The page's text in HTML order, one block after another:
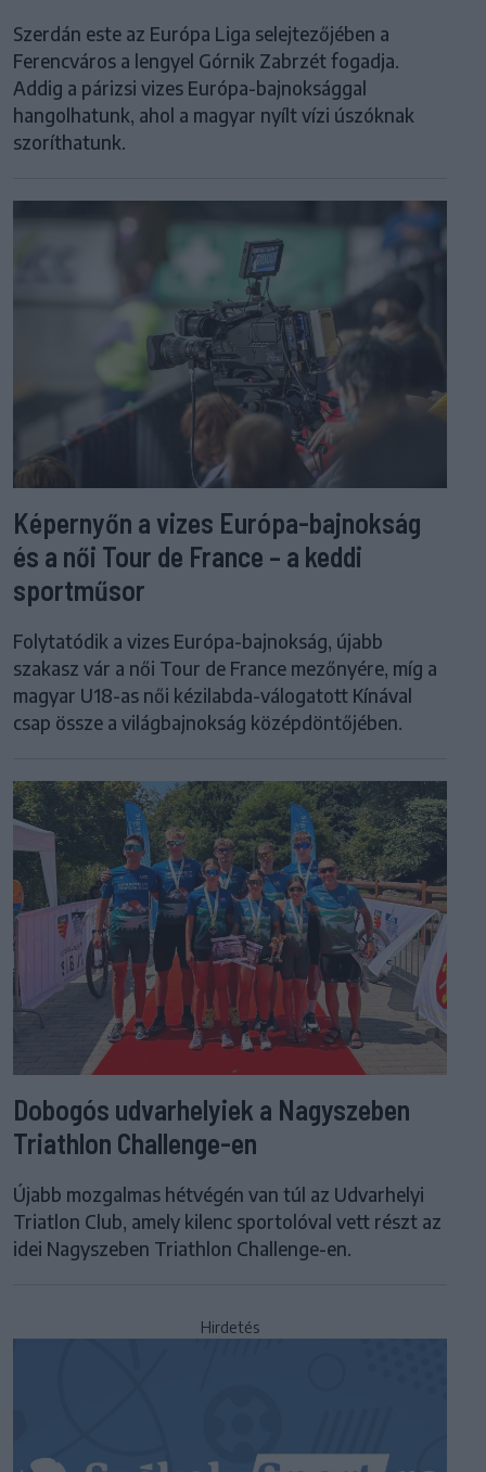
Szerdán este az Európa Liga selejtezőjében a
Ferencváros a lengyel Górnik Zabrzét fogadja.
Addig a párizsi vizes Európa-bajnoksággal
hangolhatunk, ahol a magyar nyílt vízi úszóknak
szoríthatunk.
Képernyőn a vizes Európa-bajnokság
és a női Tour de France – a keddi
sportműsor
Folytatódik a vizes Európa-bajnokság, újabb
szakasz vár a női Tour de France mezőnyére, míg a
magyar U18-as női kézilabda-válogatott Kínával
csap össze a világbajnokság középdöntőjében.
Dobogós udvarhelyiek a Nagyszeben
Triathlon Challenge-en
Újabb mozgalmas hétvégén van túl az Udvarhelyi
Triatlon Club, amely kilenc sportolóval vett részt az
idei Nagyszeben Triathlon Challenge-en.
Hirdetés